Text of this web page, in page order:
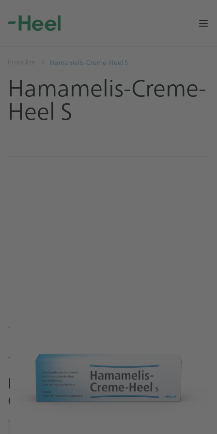
Produkte Hamamelis-Creme-Heel S
Hamamelis-Creme-
Heel S
Hamamelis-Creme-Heel S
Creme